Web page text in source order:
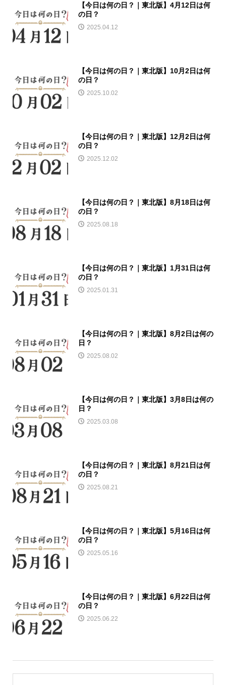
【今日は何の日？｜東北版】4月12日は何
の日？
2025.04.12
【今日は何の日？｜東北版】10月2日は何
の日？
2025.10.02
【今日は何の日？｜東北版】12月2日は何
の日？
2025.12.02
【今日は何の日？｜東北版】8月18日は何
の日？
2025.08.18
【今日は何の日？｜東北版】1月31日は何
の日？
2025.01.31
【今日は何の日？｜東北版】8月2日は何の
日？
2025.08.02
【今日は何の日？｜東北版】3月8日は何の
日？
2025.03.08
【今日は何の日？｜東北版】8月21日は何
の日？
2025.08.21
【今日は何の日？｜東北版】5月16日は何
の日？
2025.05.16
【今日は何の日？｜東北版】6月22日は何
の日？
2025.06.22